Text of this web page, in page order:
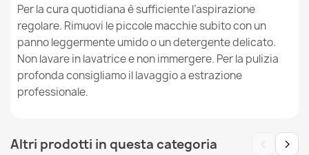
Tappeto DE LUXE moderno 2078 Ornamento vintage -
Per la cura quotidiana è sufficiente l’aspirazione
regolare. Rimuovi le piccole macchie subito con un
panno leggermente umido o un detergente delicato.
Non lavare in lavatrice e non immergere. Per la pulizia
profonda consigliamo il lavaggio a estrazione
professionale.
Altri prodotti in questa categoria ‹ ›